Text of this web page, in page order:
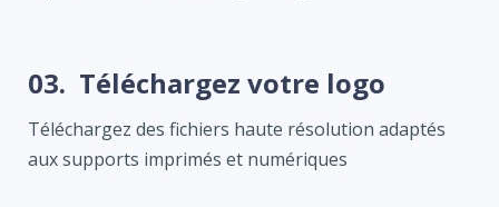
03. Téléchargez votre logo
Téléchargez des fichiers haute résolution adaptés
aux supports imprimés et numériques